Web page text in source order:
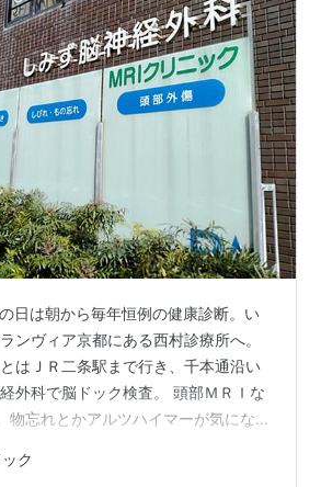
日は朝から毎年恒例の健康診断。い
ンヴィア京都にある西村診療所へ。
はＪＲ二条駅まで行き、千本通沿い
外科で脳ドック検査。 頭部ＭＲＩな
物忘れとかアルツハイマーが気になっ
後に再検査に・・・。ちょっと気に
ク